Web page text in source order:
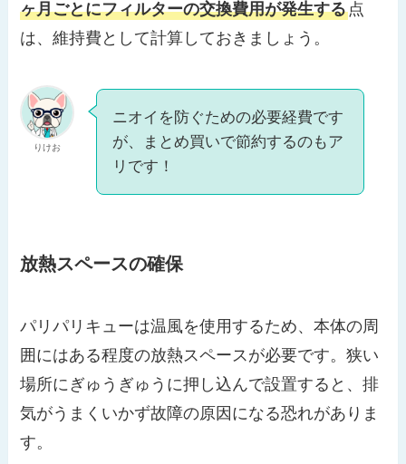
ヶ月ごとにフィルターの交換費用が発生する点
は、維持費として計算しておきましょう。
りけお
ニオイを防ぐための必要経費です
が、まとめ買いで節約するのもア
リです！
放熱スペースの確保
パリパリキューは温風を使用するため、本体の周
囲にはある程度の放熱スペースが必要です。狭い
場所にぎゅうぎゅうに押し込んで設置すると、排
気がうまくいかず故障の原因になる恐れがありま
す。